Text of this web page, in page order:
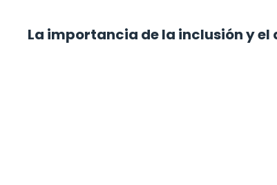
La importancia de la inclusión y el